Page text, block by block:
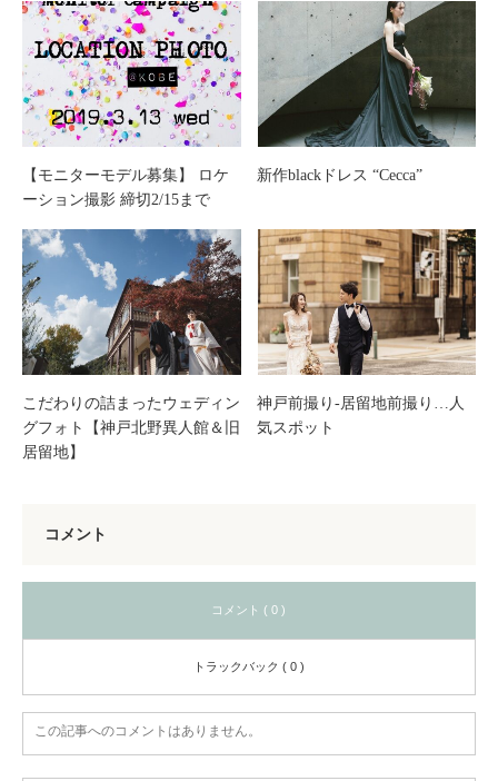
【モニターモデル募集】 ロケ
ーション撮影 締切2/15まで
新作blackドレス “Cecca”
こだわりの詰まったウェディン
グフォト【神戸北野異人館＆旧
居留地】
神戸前撮り-居留地前撮り…人
気スポット
コメント
コメント ( 0 )
トラックバック ( 0 )
この記事へのコメントはありません。